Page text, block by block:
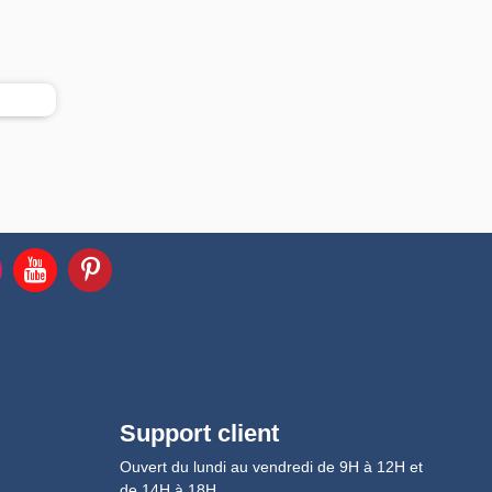
Support client
Ouvert du lundi au vendredi de 9H à 12H et